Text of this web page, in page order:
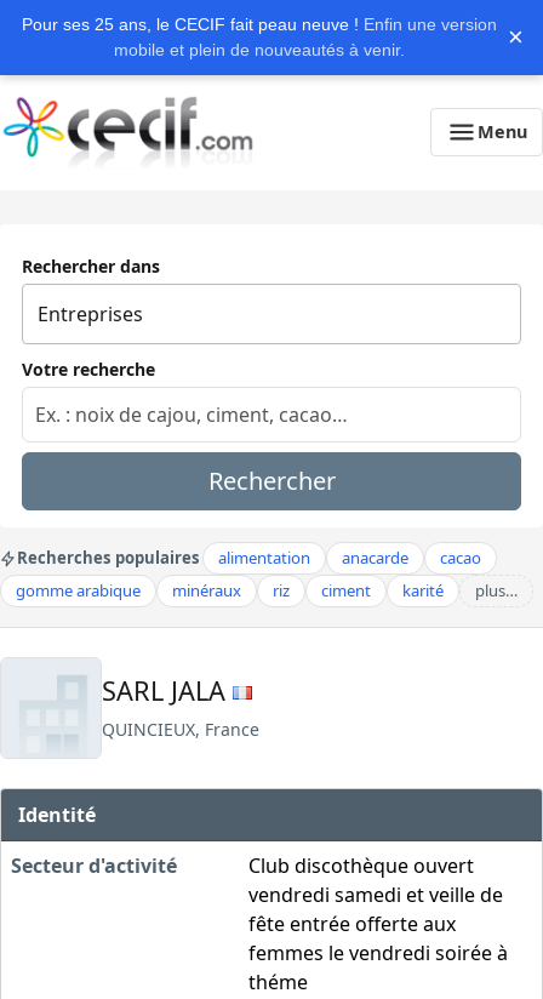
Pour ses 25 ans, le CECIF fait peau neuve ! Enfin une version
mobile et plein de nouveautés à venir.
×
Menu
Rechercher dans
Votre recherche
Rechercher
Recherches populaires alimentation anacarde
cacao
gomme arabique
minéraux riz ciment karité plus…
SARL JALA
QUINCIEUX, France
Identité
Secteur d'activité
Club discothèque ouvert
vendredi samedi et veille de
fête entrée offerte aux
femmes le vendredi soirée à
théme